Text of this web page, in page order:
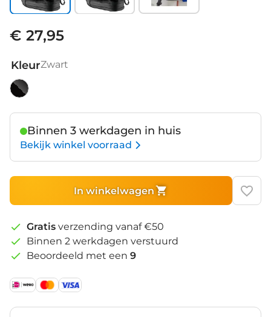
€ 27,95
KleurZwart
Binnen 3 werkdagen in huis
Bekijk winkel voorraad
In winkelwagen
Gratis verzending vanaf €50
Binnen 2 werkdagen verstuurd
Beoordeeld met een 9